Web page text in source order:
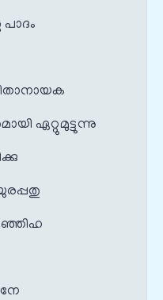
ഏറ്റുമുട്ടുന്നു